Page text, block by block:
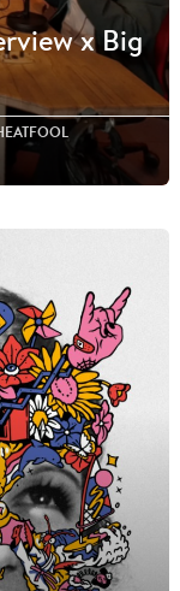
x Big